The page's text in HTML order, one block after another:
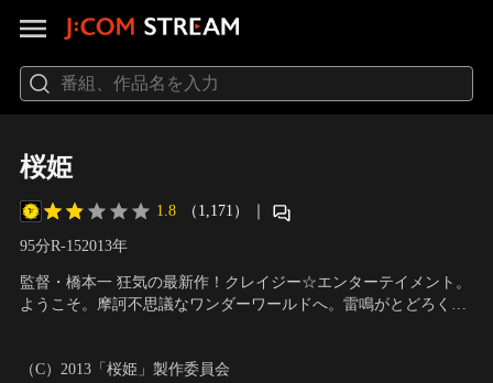
桜姫
1.8 （1,171） ｜
95分R-152013年
監督・橋本一 狂気の最新作！クレイジー☆エンターテイメント。
ようこそ。摩訶不思議なワンダーワールドへ。雷鳴がとどろく、
教えてくれた男だとして心を奪われてしまった桜姫は、いずこと
（C）2013「桜姫」製作委員会